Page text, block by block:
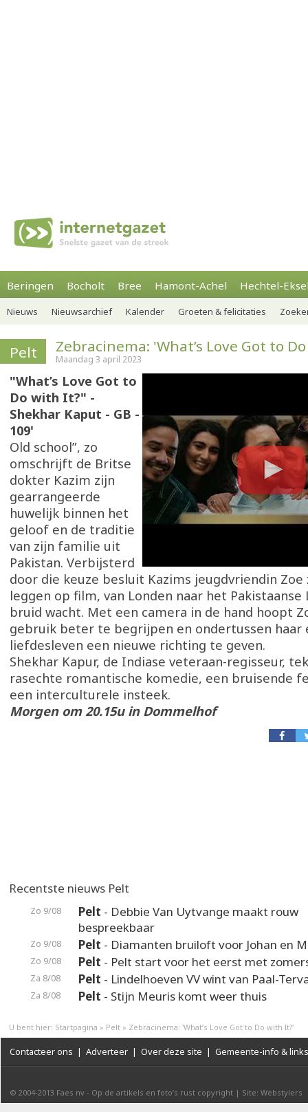
Beringen Bocholt Bree Hamont-Achel Hechtel-
Nieuws Nieuwsarchief Kalender Groeten & felicitaties
Pelt Zebracinema: 'What’s Love Got to
Maandag 3 april 2023
"What’s Love Got to
Do with It?" -
Shekhar Kaput - GB -
109'
Old school”, zo
omschrijft de Britse
dokter Kazim zijn
gearrangeerde
huwelijk binnen het
geloof en de traditie
van zijn familie uit
Pakistan. Verbijsterd
door die keuze besluit Kazims jeugdvriendin
leggen op film, van Londen naar het Pakistaanse
bruid wacht. Met een camera in de hand hoopt
gebruik beter te begrijpen en ondertussen haar
liefdesleven een nieuwe richting te geven.
Shekhar Kapur, de Indiase veteraan-regisseur,
rasechte romantische komedie, een bruisende
een interculturele insteek.
Morgen om 20.15u in Dommelhof
Recentste nieuws Pelt
Zo 9/08 Pelt - Debbie Van Uytvange maakt rouw
bespreekbaar
Zo 9/08 Pelt - Diamanten bruiloft voor Johan en
Zo 9/08 Pelt - Pelt start voor het eerst met
Za 8/08 Pelt - Lindelhoeven VV wint van Paal-
Za 8/08 Pelt - Stijn Meuris komt weer thuis
U bent hier: Startpagina » Pelt » Zebracinema: 'What’s Love Got to Do with It?'
Contacteer ons | Adverteer | Over deze site | Gemeente-info & links
© 2004-2013 Faes nv - Op de artikels en foto’s rust copyright | Site: Webstylers